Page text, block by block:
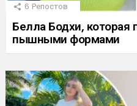
6 Репостов
Белла Бодхи, которая
пышными формами